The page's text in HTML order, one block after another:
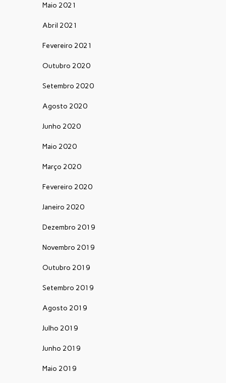
Maio 2021
Abril 2021
Fevereiro 2021
Outubro 2020
Setembro 2020
Agosto 2020
Junho 2020
Maio 2020
Março 2020
Fevereiro 2020
Janeiro 2020
Dezembro 2019
Novembro 2019
Outubro 2019
Setembro 2019
Agosto 2019
Julho 2019
Junho 2019
Maio 2019